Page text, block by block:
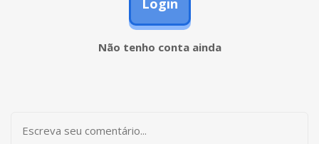
Login
Não tenho conta ainda